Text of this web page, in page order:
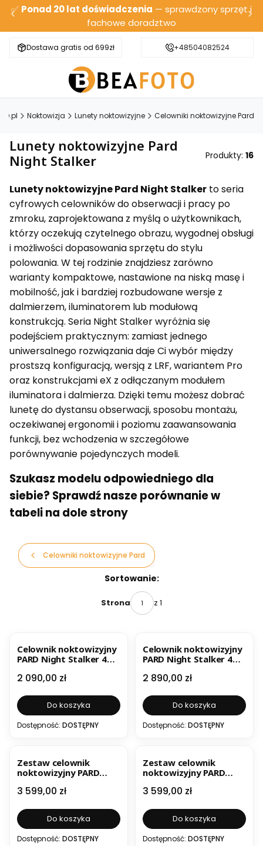
✅ Ponad 20 lat doświadczenia — sprawdzony sprzęt i
fachowe doradztwo
Dostawa gratis od 699zł Bezpieczna wysyłka
+48504082524
Noktowizja Lunety noktowizyjne Celowniki noktowizyjne Pard
Lunety noktowizyjne Pard
Night Stalker
Produkty: 16
Lunety noktowizyjne Pard Night Stalker to seria
cyfrowych celowników do obserwacji i pracy po
zmroku, zaprojektowana z myślą o użytkownikach,
którzy oczekują czytelnego obrazu, wygodnej obsługi
i możliwości dopasowania sprzętu do stylu
polowania. W tej rodzinie znajdziesz zarówno
warianty kompaktowe, nastawione na niską masę i
mobilność, jak i bardziej rozbudowane wersje z
dalmierzem, iluminatorem lub modułową
konstrukcją. Seria Night Stalker wyróżnia się
podejściem praktycznym: zamiast jednego
uniwersalnego rozwiązania daje Ci wybór między
prostszą konfiguracją, wersją z LRF, wariantem Pro
oraz konstrukcjami eX z odłączanym modułem
iluminatora i dalmierza. Dzięki temu możesz dobrać
lunetę do dystansu obserwacji, sposobu montażu,
oczekiwanej ergonomii i poziomu zaawansowania
funkcji, bez wchodzenia w szczegółowe
porównywanie pojedynczych modeli.
Szukasz modelu odpowiedniego dla
siebie? Sprawdź nasze porównanie w
tabeli na dole strony
Celowniki noktowizyjne Pard
Sortowanie:
Strona z 1
Celownik noktowizyjny
PARD Night Stalker 4K
Cena
2 090,00 zł
Do koszyka
Dostępność: DOSTĘPNY
Celownik noktowizyjny
PARD Night Stalker 4K
dalmierz i iluminator
Cena
2 890,00 zł
Do koszyka
Dostępność: DOSTĘPNY
Zestaw celownik
noktowizyjny PARD
mm LRF + moduł
podczerwieni 850 nm
Cena
3 599,00 zł
Do koszyka
Dostępność: DOSTĘPNY
Zestaw celownik
noktowizyjny PARD
mm LRF + moduł
podczerwieni 940 nm
Cena
3 599,00 zł
Do koszyka
Dostępność: DOSTĘPNY